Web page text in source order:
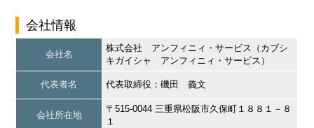
会社情報
会社名
株式会社 アンフィニィ・サービス（カブシ
キガイシャ アンフィニィ・サービス）
代表者名 代表取締役：磯田 義文
会社所在地
〒515-0044 三重県松阪市久保町１８８１－８
１